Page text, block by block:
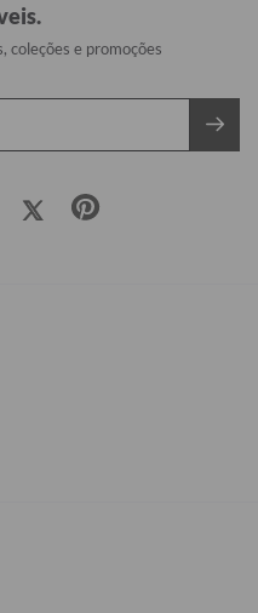
coleções e promoções